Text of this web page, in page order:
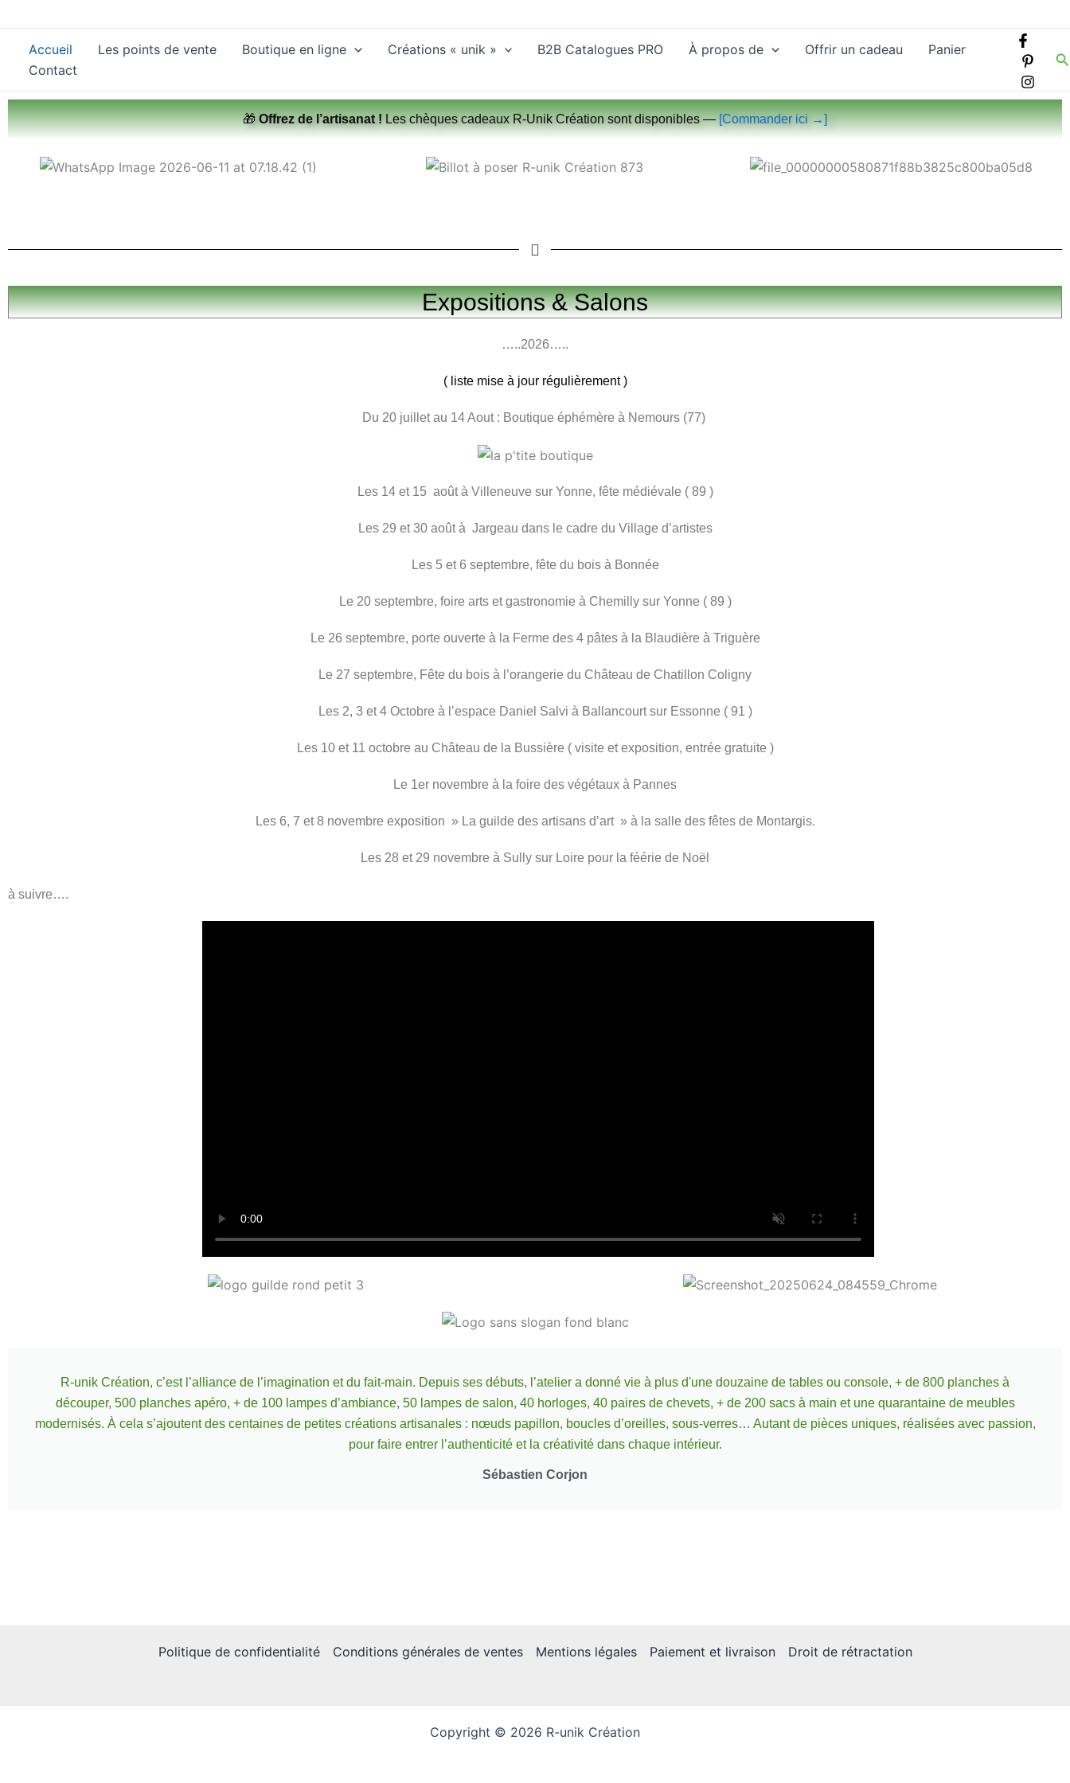
au
contenuAccueil Les points de vente Boutique en ligne Créations « unik » B2B Catalogues PRO À propos de Offrir un cadeau
Panier
Contact
🎁 Offrez de l’artisanat !Les chèques cadeaux R-Unik Création sont disponibles —[Commander ici →]
Expositions & Salons
…..2026…..
( liste mise à jour régulièrement )
Du 20 juillet au 14 Aout : Boutique éphémère à Nemours (77)
Les 14 et 15 août à Villeneuve sur Yonne, fête médiévale ( 89 )
Les 29 et 30 août à Jargeau dans le cadre du Village d’artistes
Les 5 et 6 septembre, fête du bois à Bonnée
Le 20 septembre, foire arts et gastronomie à Chemilly sur Yonne ( 89 )
Le 26 septembre, porte ouverte à la Ferme des 4 pâtes à la Blaudière à Triguère
Le 27 septembre, Fête du bois à l’orangerie du Château de Chatillon Coligny
Les 2, 3 et 4 Octobre à l’espace Daniel Salvi à Ballancourt sur Essonne ( 91 )
Les 10 et 11 octobre au Château de la Bussière ( visite et exposition, entrée gratuite )
Le 1er novembre à la foire des végétaux à Pannes
Les 6, 7 et 8 novembre exposition » La guilde des artisans d’art » à la salle des fêtes de Montargis.
Les 28 et 29 novembre à Sully sur Loire pour la féérie de Noël
à suivre….
R-unik Création, c’est l’alliance de l’imagination et du fait-main. Depuis ses débuts, l’atelier a donné vie à plus d'une douzaine de tables ou console, + de 800 planches à
découper, 500 planches apéro, + de 100 lampes d’ambiance, 50 lampes de salon, 40 horloges, 40 paires de chevets, + de 200 sacs à main et une quarantaine de meubles
modernisés. À cela s’ajoutent des centaines de petites créations artisanales : nœuds papillon, boucles d’oreilles, sous-verres… Autant de pièces uniques, réalisées avec passion,
pour faire entrer l’authenticité et la créativité dans chaque intérieur.
Sébastien Corjon
Politique de confidentialité Conditions générales de ventes Mentions légales Paiement et livraison Droit de rétractation
Copyright © 2026 R-unik Création